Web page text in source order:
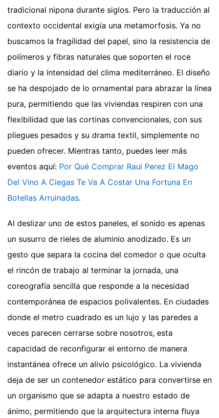
tradicional nipona durante siglos. Pero la traducción al
contexto occidental exigía una metamorfosis. Ya no
buscamos la fragilidad del papel, sino la resistencia de
polímeros y fibras naturales que soporten el roce
diario y la intensidad del clima mediterráneo. El diseño
se ha despojado de lo ornamental para abrazar la línea
pura, permitiendo que las viviendas respiren con una
flexibilidad que las cortinas convencionales, con sus
pliegues pesados y su drama textil, simplemente no
pueden ofrecer. Mientras tanto, puedes leer más
eventos aquí: Por Qué Comprar Raul Perez El Mago
Del Vino A Ciegas Te Va A Costar Una Fortuna En
Botellas Arruinadas.
Al deslizar uno de estos paneles, el sonido es apenas
un susurro de rieles de aluminio anodizado. Es un
gesto que separa la cocina del comedor o que oculta
el rincón de trabajo al terminar la jornada, una
coreografía sencilla que responde a la necesidad
contemporánea de espacios polivalentes. En ciudades
donde el metro cuadrado es un lujo y las paredes a
veces parecen cerrarse sobre nosotros, esta
capacidad de reconfigurar el entorno de manera
instantánea ofrece un alivio psicológico. La vivienda
deja de ser un contenedor estático para convertirse en
un organismo que se adapta a nuestro estado de
ánimo, permitiendo que la arquitectura interna fluya